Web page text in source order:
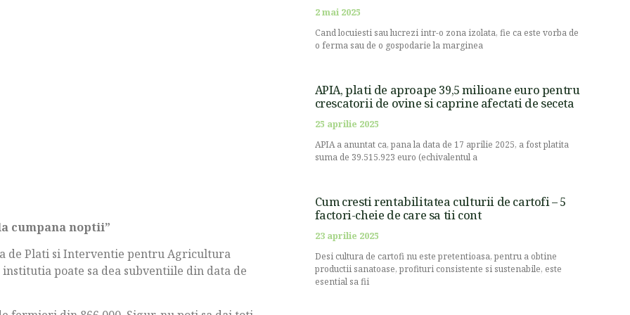
cumpana noptii”
de Plati si Interventie pentru Agricultura
poate sa dea subventiile din data de
2 mai 2025
Cand locuiesti sau lucrezi intr-o zona izolata, fie ca este vorba de
o ferma sau de o gospodarie la marginea
APIA, plati de aproape 39,5 milioane euro pentru
crescatorii de ovine si caprine afectati de seceta
25 aprilie 2025
APIA a anuntat ca, pana la data de 17 aprilie 2025, a fost platita
suma de 39.515.923 euro (echivalentul a
Cum cresti rentabilitatea culturii de cartofi – 5
factori-cheie de care sa tii cont
23 aprilie 2025
Desi cultura de cartofi nu este pretentioasa, pentru a obtine
productii sanatoase, profituri consistente si sustenabile, este
esential sa fii